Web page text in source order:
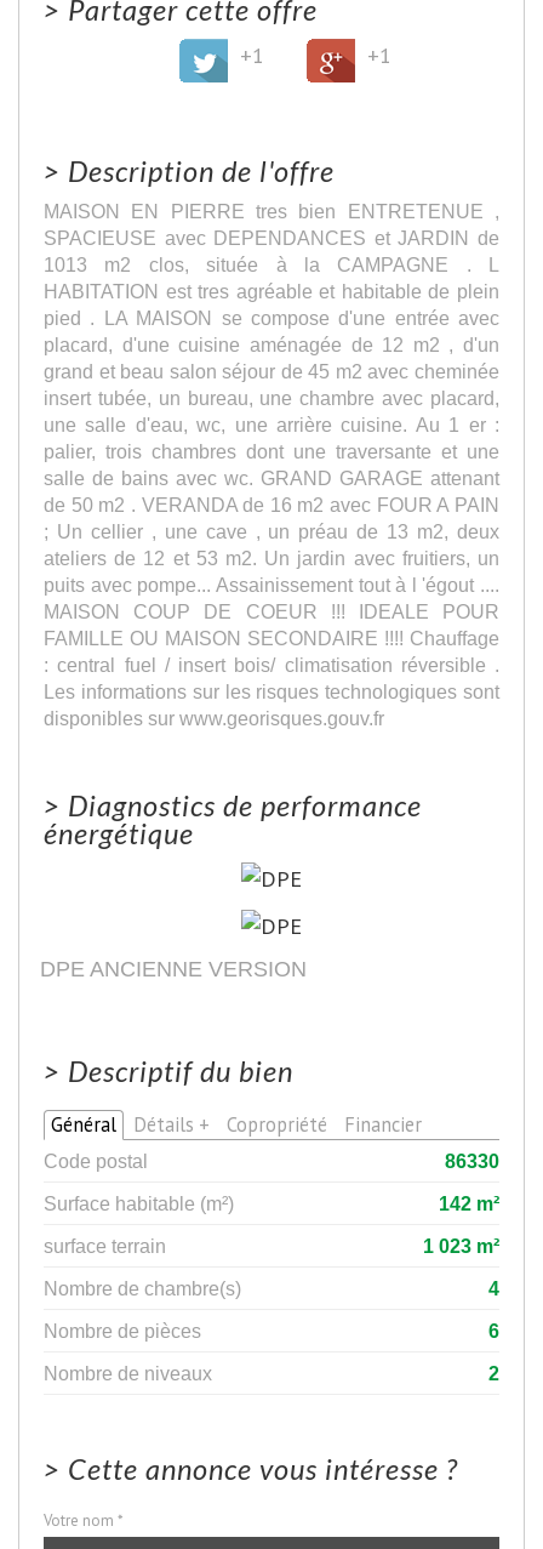
> Partager cette offre
+1 +1
> Description de l'offre
MAISON EN PIERRE tres bien ENTRETENUE ,
SPACIEUSE avec DEPENDANCES et JARDIN de
1013 m2 clos, située à la CAMPAGNE . L
HABITATION est tres agréable et habitable de plein
pied . LA MAISON se compose d'une entrée avec
placard, d'une cuisine aménagée de 12 m2 , d'un
grand et beau salon séjour de 45 m2 avec cheminée
insert tubée, un bureau, une chambre avec placard,
une salle d'eau, wc, une arrière cuisine. Au 1 er :
palier, trois chambres dont une traversante et une
salle de bains avec wc. GRAND GARAGE attenant
de 50 m2 . VERANDA de 16 m2 avec FOUR A PAIN
; Un cellier , une cave , un préau de 13 m2, deux
ateliers de 12 et 53 m2. Un jardin avec fruitiers, un
puits avec pompe... Assainissement tout à l 'égout ....
MAISON COUP DE COEUR !!! IDEALE POUR
FAMILLE OU MAISON SECONDAIRE !!!! Chauffage
: central fuel / insert bois/ climatisation réversible .
Les informations sur les risques technologiques sont
disponibles sur www.georisques.gouv.fr
> Diagnostics de performance
énergétique
DPE ANCIENNE VERSION
> Descriptif du bien
Général Détails + Copropriété Financier
Code postal
86330
Surface habitable (m²)
142 m²
surface terrain
1 023 m²
Nombre de chambre(s)
4
Nombre de pièces
6
Nombre de niveaux
2
> Cette annonce vous intéresse ?
Votre nom *